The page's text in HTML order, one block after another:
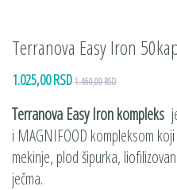
Terranova Easy Iron
1.025,00 RSD1.460,00 RSD
Terranova Easy Iron kompleks
i MAGNIFOOD kompleksom
mekinje, plod šipurka,
ječma.